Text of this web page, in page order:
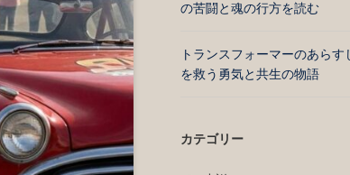
の苦闘と魂の行方を読む
トランスフォーマーのあら
を救う勇気と共生の物語
カテゴリー